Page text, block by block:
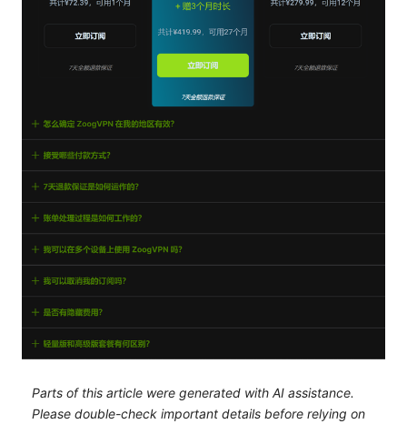
Parts of this article were generated with AI assistance.
Please double-check important details before relying on